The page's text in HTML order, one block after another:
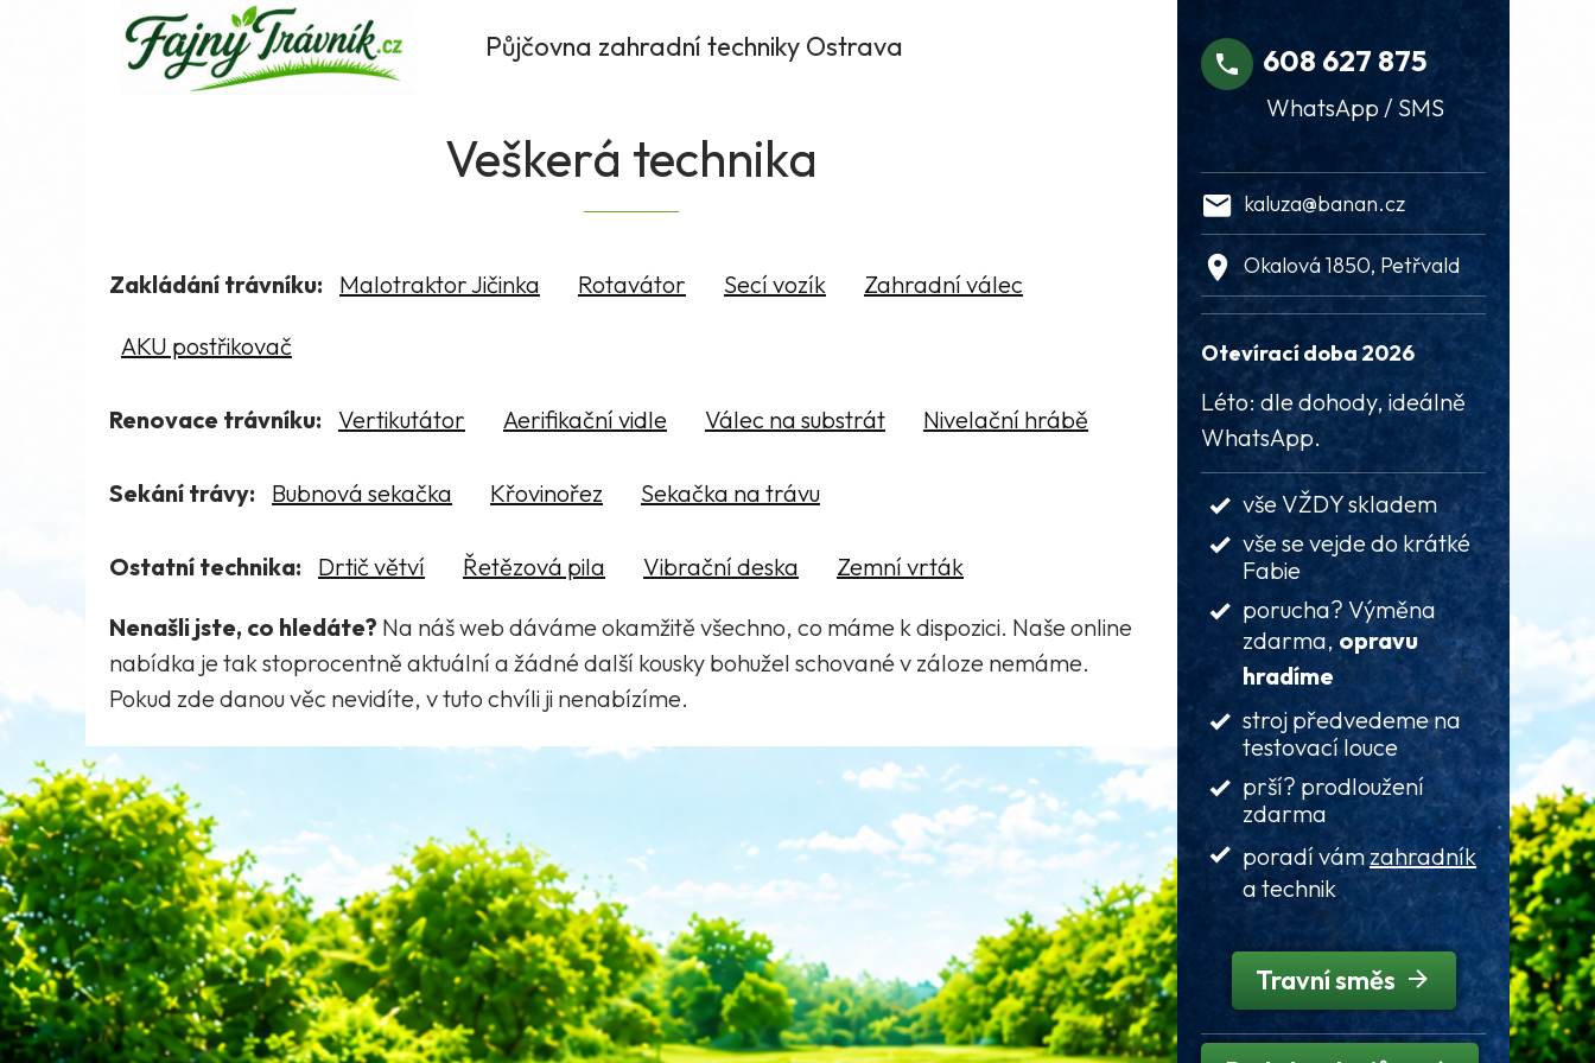
Fajnytravnik.cz Půjčovna zahradní techniky Ostrava 608 627 875
WhatsApp / SMS
kaluza@banan.cz
Okalová 1850, Petřvald
Otevírací doba 2026
Léto: dle dohody, ideálně
WhatsApp.
vše VŽDY skladem
vše se vejde do krátké
Fabie
porucha? Výměna
zdarma, opravu
hradíme
stroj předvedeme na
testovací louce
prší? prodloužení
zdarma
poradí vámzahradník
a technik
Travní směs
Veškerá technika
Zakládání trávníku: Malotraktor Jičinka Rotavátor Secí vozík Zahradní válec
AKU postřikovač
Renovace trávníku: Vertikutátor Aerifikační vidle Válec na substrát Nivelační hrábě
Sekání trávy: Bubnová sekačka Křovinořez Sekačka na trávu
Ostatní technika: Drtič větví Řetězová pila Vibrační deska Zemní vrták
Nenašli jste, co hledáte? Na náš web dáváme okamžitě všechno, co máme k dispozici. Naše online
nabídka je tak stoprocentně aktuální a žádné další kousky bohužel schované v záloze nemáme.
Pokud zde danou věc nevidíte, v tuto chvíli ji nenabízíme.